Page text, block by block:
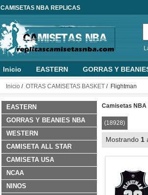
CAMISETAS NBA REPLICAS
Inicio EASTERN GORRAS Y
MUJER
PANTALONES NBA OTRAS
Inicio / OTRAS CAMISETAS BASKET / Flightman
EASTERN
GORRAS Y BEANIES NBA
WESTERN
CAMISETA ALL STAR
CAMISETA USA
NCAA
NINOS
Camisetas NBA
(18928)
Mostrando 1